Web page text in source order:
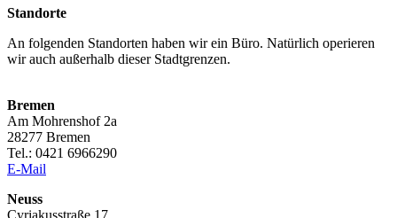
Standorte
An folgenden Standorten haben wir ein Büro. Natürlich operieren
wir auch außerhalb dieser Stadtgrenzen.
Bremen
Am Mohrenshof 2a
28277 Bremen
Tel.: 0421 6966290
E-Mail
Neuss
Cyriakusstraße 17